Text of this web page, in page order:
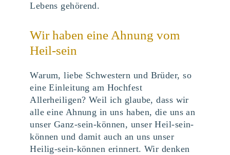
Lebens gehörend.
Wir haben eine Ahnung vom
Heil-sein
Warum, liebe Schwestern und Brüder, so
eine Einleitung am Hochfest
Allerheiligen? Weil ich glaube, dass wir
alle eine Ahnung in uns haben, die uns an
unser Ganz-sein-können, unser Heil-sein-
können und damit auch an uns unser
Heilig-sein-können erinnert. Wir denken